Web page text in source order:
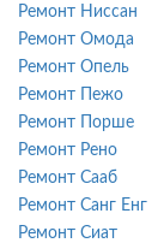
Ремонт Ниссан
Ремонт Омода
Ремонт Опель
Ремонт Пежо
Ремонт Порше
Ремонт Рено
Ремонт Сааб
Ремонт Санг Енг
Ремонт Сиат